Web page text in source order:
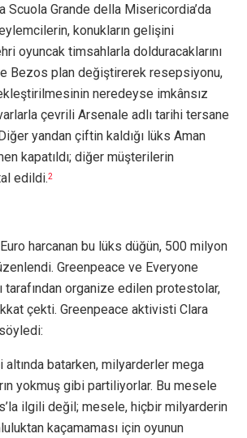
Scuola Grande della Misericordia’da
konukların gelişini
oyuncak timsahlarla dolduracaklarını
Bezos plan değiştirerek resepsiyonu,
neredeyse imkânsız
çevrili Arsenale adlı tarihi tersane
yandan çiftin kaldığı lüks Aman
kapatıldı; diğer müşterilerin
edildi.2
harcanan bu lüks düğün, 500 milyon
Greenpeace ve Everyone
tarafından organize edilen protestolar,
çekti. Greenpeace aktivisti Clara
batarken, milyarderler mega
yokmuş gibi partiliyorlar. Bu mesele
ilgili değil; mesele, hiçbir milyarderin
kaçamaması için oyunun